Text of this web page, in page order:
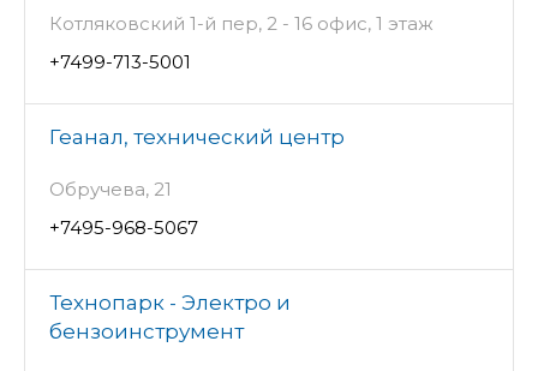
Котляковский 1-й пер, 2 - 16 офис, 1 этаж
+7499-713-5001
Геанал, технический центр
Обручева, 21
+7495-968-5067
Технопарк - Электро и
бензоинструмент